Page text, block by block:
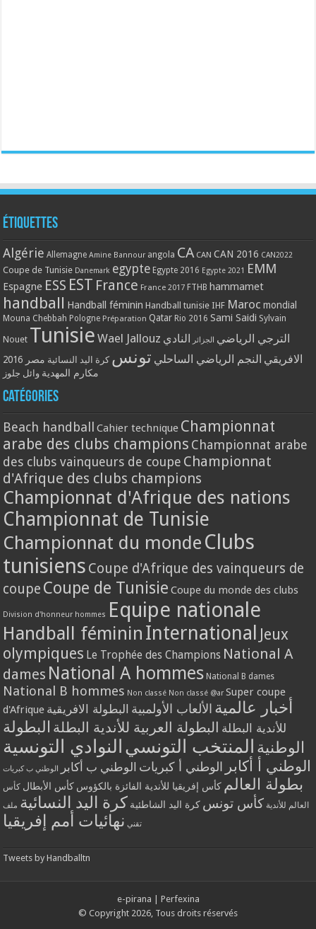
Étiquettes
Algérie Allemagne Amine Bannour angola CA CAN CAN 2016 CAN2022
Coupe de Tunisie Danemark egypte Egypte 2016 Egypte 2021 EMM
Espagne ESS EST France France 2017 FTHB hammamet
handball Handball féminin Handball tunisie IHF Maroc mondial
Mouna Chebbah Pologne Préparation Qatar Rio 2016 Sami Saidi Sylvain
Nouet Tunisie Wael Jallouz الترجي الرياضي الجزائر النادي
الافريقي النجم الرياضي الساحلي تونس كرة اليد النسائية مصر 2016
مكارم المهدية وائل جلوز
Catégories
Beach handball Cahier technique Championnat
arabe des clubs champions Championnat arabe
des clubs vainqueurs de coupe Championnat
d'Afrique des clubs champions
Championnat d'Afrique des nations
Championnat de Tunisie
Championnat du monde Clubs
tunisiens Coupe d'Afrique des vainqueurs de
coupe Coupe de Tunisie Coupe du monde des clubs
Division d'honneur hommes Equipe nationale
Handball féminin International Jeux
olympiques Le Trophée des Champions National A
dames National A hommes National B dames
National B hommes Non classé Non classé @ar Super coupe
d'Afrique
أخبار عالمية الألعاب الأولمبية البطولة الافريقية
للأندية البطلة البطولة العربية للأندية البطلة البطولة
الوطنية المنتخب التونسي النوادي التونسية
الوطني أ أكابر الوطني أ كبريات الوطني ب أكابر الوطني ب كبريات
بطولة العالم كأس إفريقيا للأندية الفائزة بالكؤوس كأس الأبطال كأس
العالم للأندية كأس تونس كرة اليد الشاطئية كرة اليد النسائية ملف
تقني نهائيات أمم إفريقيا
Tweets by Handballtn
e-pirana
Perfexina
© Copyright 2026, Tous droits réservés